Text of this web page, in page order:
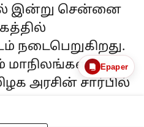
இன்று சென்னை
மாநிலங்களவை
அரசின் சார்பில்
Epaper